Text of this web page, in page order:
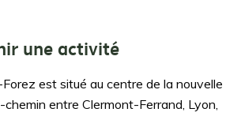
une activité
est situé au centre de la nouvelle
entre Clermont-Ferrand, Lyon,